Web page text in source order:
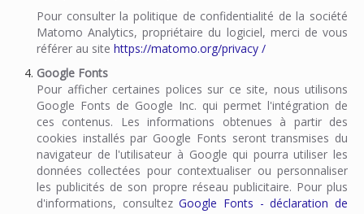
Pour consulter la politique de confidentialité de la société
Matomo Analytics, propriétaire du logiciel, merci de vous
référer au site https://matomo.org/privacy /
Google Fonts
Pour afficher certaines polices sur ce site, nous utilisons
Google Fonts de Google Inc. qui permet l'intégration de
ces contenus. Les informations obtenues à partir des
cookies installés par Google Fonts seront transmises du
navigateur de l'utilisateur à Google qui pourra utiliser les
données collectées pour contextualiser ou personnaliser
les publicités de son propre réseau publicitaire. Pour plus
d'informations, consultezGoogle Fonts - déclaration de